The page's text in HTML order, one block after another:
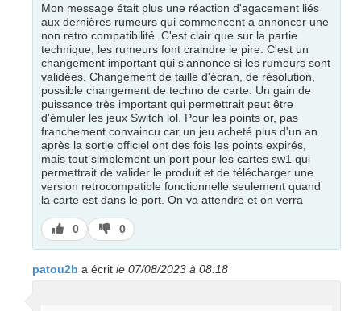
Mon message était plus une réaction d'agacement liés
aux dernières rumeurs qui commencent a annoncer une
non retro compatibilité. C'est clair que sur la partie
technique, les rumeurs font craindre le pire. C'est un
changement important qui s'annonce si les rumeurs sont
validées. Changement de taille d'écran, de résolution,
possible changement de techno de carte. Un gain de
puissance très important qui permettrait peut être
d'émuler les jeux Switch lol. Pour les points or, pas
franchement convaincu car un jeu acheté plus d'un an
après la sortie officiel ont des fois les points expirés,
mais tout simplement un port pour les cartes sw1 qui
permettrait de valider le produit et de télécharger une
version retrocompatible fonctionnelle seulement quand
la carte est dans le port. On va attendre et on verra
J’aime
0
J’aime
pas
0
patou2b a écrit le 07/08/2023 à 08:18